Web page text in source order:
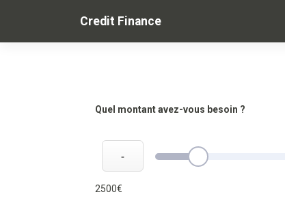
Credit Finance
Quel montant avez-vous besoin ?
-
2500€